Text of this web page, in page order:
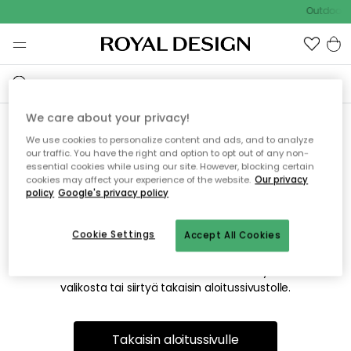
Outdoor
Emme valitettavasti löydä
etsimääsi sivua
Tämä voi johtua siitä, että sivua ei enää ole tai siitä, että se
on siirretty muualle. Pahoittelemme tästä mahdollisesti
valikosta tai siirtyä takaisin aloitussivustolle.
Takaisin aloitussivulle
We care about your privacy!
We use cookies to personalize content and ads, and to analyze
our traffic. You have the right and option to opt out of any non-
essential cookies while using our site. However, blocking certain
cookies may affect your experience of the website. Our privacy
policy Google's privacy policy
Accept All Cookies
Cookie Settings